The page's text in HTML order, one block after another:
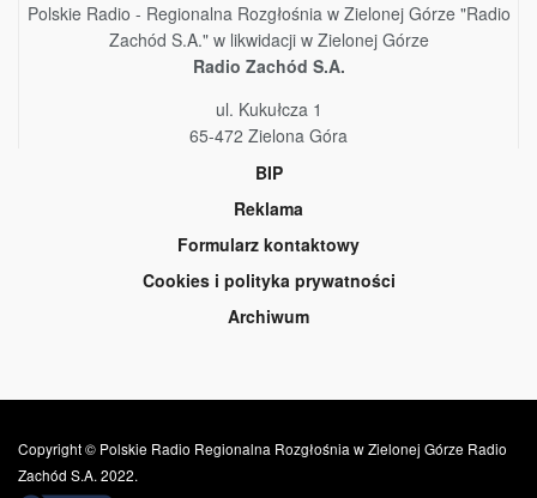
Polskie Radio - Regionalna Rozgłośnia w Zielonej Górze "Radio
Zachód S.A." w likwidacji w Zielonej Górze
Radio Zachód S.A.
ul. Kukułcza 1
65-472 Zielona Góra
BIP
Reklama
Formularz kontaktowy
Cookies i polityka prywatności
Archiwum
Copyright © Polskie Radio Regionalna Rozgłośnia w Zielonej Górze Radio
Zachód S.A. 2022.